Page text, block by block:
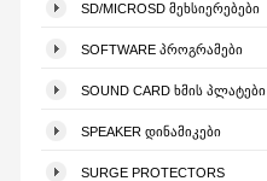
SD/MICROSD ᲛᲔᲮᲡᲘᲔᲠᲔᲑᲔᲑᲘ
SOFTWARE ᲞᲠᲝᲒᲠᲐᲛᲔᲑᲘ
SOUND CARD ᲮᲛᲘᲡ ᲞᲚᲐᲢᲔᲑᲘ
SPEAKER ᲓᲘᲜᲐᲛᲘᲙᲔᲑᲘ
SURGE PROTECTORS